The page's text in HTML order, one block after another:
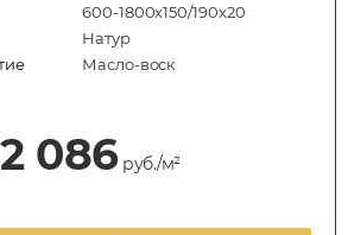
600-1800x150/190x20
Натур
Масло-воск
086руб./м²